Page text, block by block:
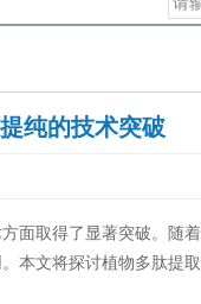
纯的技术突破
取得了显著突破。随
本文将探讨植物多肽提